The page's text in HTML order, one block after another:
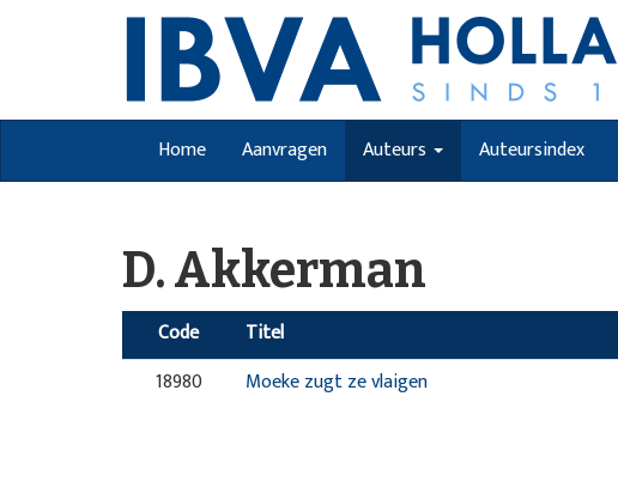
Home Aanvragen Auteurs Auteursindex
D. Akkerman
Code Titel
18980
Moeke zugt ze vlaigen